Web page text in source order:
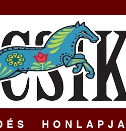
HONLAPJA